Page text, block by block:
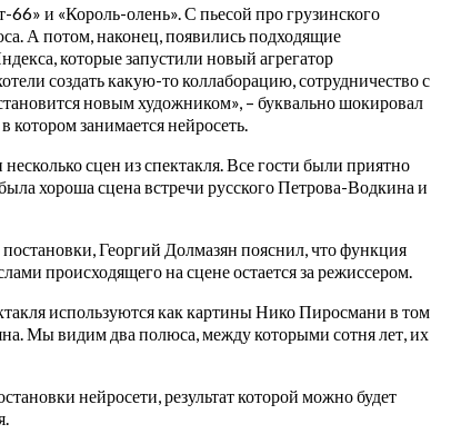
и «Король-олень». С пьесой про грузинского
А потом, наконец, появились подходящие
которые запустили новый агрегатор
создать какую-то коллаборацию, сотрудничество с
новым художником», – буквально шокировал
занимается нейросеть.
сцен из спектакля. Все гости были приятно
хороша сцена встречи русского Петрова-Водкина и
Георгий Долмазян пояснил, что функция
происходящего на сцене остается за режиссером.
используются как картины Нико Пиросмани в том
Мы видим два полюса, между которыми сотня лет, их
нейросети, результат которой можно будет